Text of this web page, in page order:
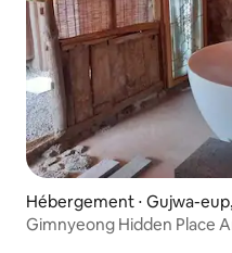
Hébergement ⋅ Gujwa-
Gimnyeong Hidden Place